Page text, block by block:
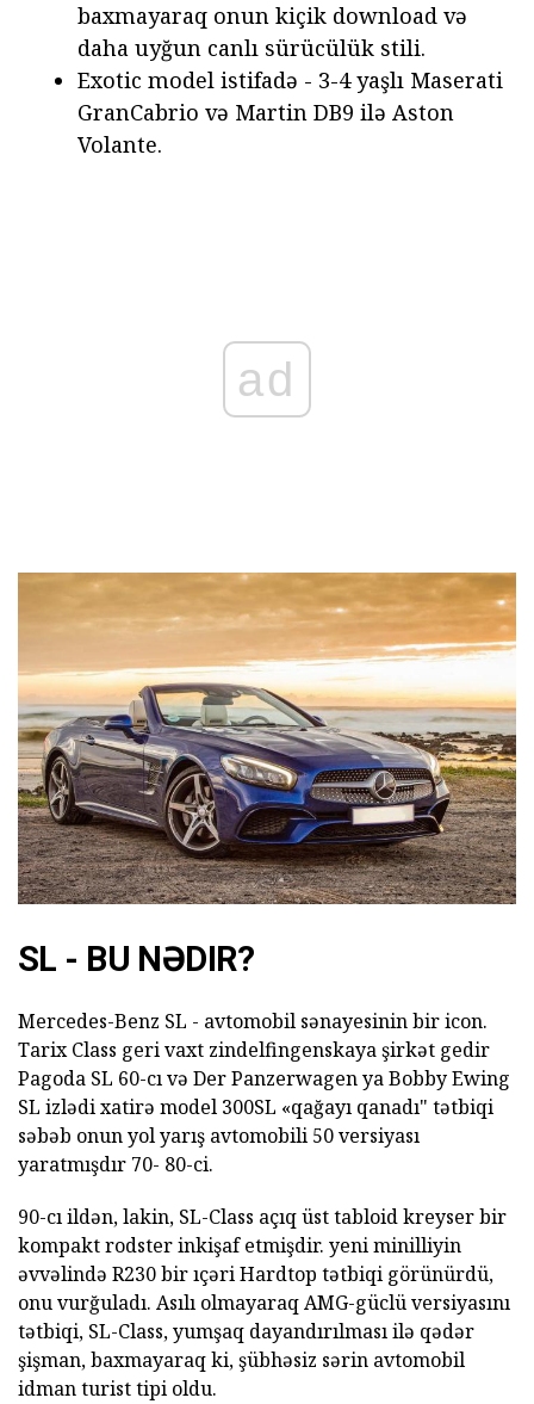
baxmayaraq onun kiçik download və
daha uyğun canlı sürücülük stili.
Exotic model istifadə - 3-4 yaşlı Maserati
GranCabrio və Martin DB9 ilə Aston
Volante.
ad
SL - BU NƏDIR?
Mercedes-Benz SL - avtomobil sənayesinin bir icon.
Tarix Class geri vaxt zindelfingenskaya şirkət gedir
Pagoda SL 60-cı və Der Panzerwagen ya Bobby Ewing
SL izlədi xatirə model 300SL «qağayı qanadı" tətbiqi
səbəb onun yol yarış avtomobili 50 versiyası
yaratmışdır 70- 80-ci.
90-cı ildən, lakin, SL-Class açıq üst tabloid kreyser bir
kompakt rodster inkişaf etmişdir. yeni minilliyin
əvvəlində R230 bir ıçəri Hardtop tətbiqi görünürdü,
onu vurğuladı. Asılı olmayaraq AMG-güclü versiyasını
tətbiqi, SL-Class, yumşaq dayandırılması ilə qədər
şişman, baxmayaraq ki, şübhəsiz sərin avtomobil
idman turist tipi oldu.